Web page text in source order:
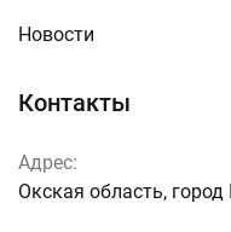
Контакты
Адрес:
Окская область,
Новости